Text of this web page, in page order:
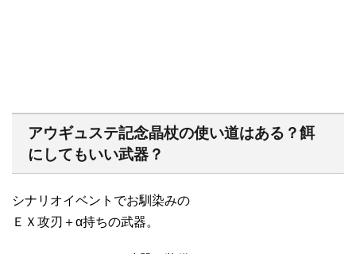
アウギュステ記念晶杖の使い道はある？餌
にしてもいい武器？
シナリオイベントでお馴染みの
ＥＸ攻刃＋α持ちの武器。